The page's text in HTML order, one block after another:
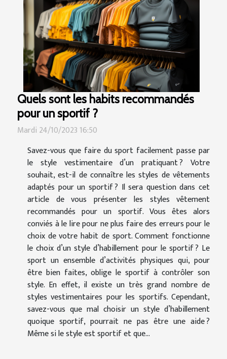
Quels sont les habits recommandés
pour un sportif ?
Mardi 24/10/2023 16:50
Savez-vous que faire du sport facilement passe par
le style vestimentaire d’un pratiquant ? Votre
souhait, est-il de connaître les styles de vêtements
adaptés pour un sportif ? Il sera question dans cet
article de vous présenter les styles vêtement
recommandés pour un sportif. Vous êtes alors
conviés à le lire pour ne plus faire des erreurs pour le
choix de votre habit de sport. Comment fonctionne
le choix d’un style d’habillement pour le sportif ? Le
sport un ensemble d’activités physiques qui, pour
être bien faites, oblige le sportif à contrôler son
style. En effet, il existe un très grand nombre de
styles vestimentaires pour les sportifs. Cependant,
savez-vous que mal choisir un style d’habillement
quoique sportif, pourrait ne pas être une aide ?
Même si le style est sportif et que...